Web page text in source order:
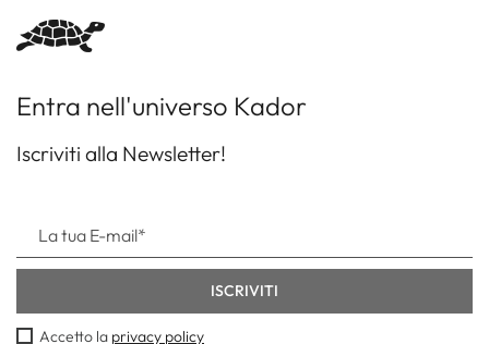
Entra nell'universo Kador
Iscriviti alla Newsletter!
Accetto la privacy policy